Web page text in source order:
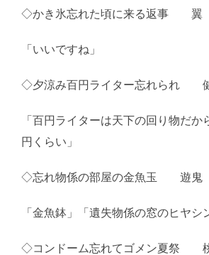
◇かき氷忘れた頃に来る返事 翼
「いいですね」
◇夕涼み百円ライター忘れられ
「百円ライターは天下の回り物だか
円くらい」
◇忘れ物係の部屋の金魚玉 遊鬼
「金魚鉢」「遺失物係の窓のヒヤシ
◇コンドーム忘れてゴメン夏祭